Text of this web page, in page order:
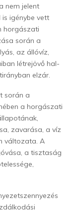
nem jelent
is igénybe vett
horgászati
során a
az állóvíz,
létrejövő hal­
elzár.
során a
a horgászati
zavarása, a víz
változata. A
a tisztaság